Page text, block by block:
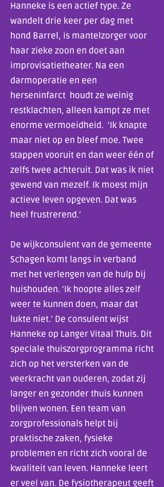
Hanneke is een actief type. Ze
wandelt drie keer per dag met
hond Barrel, is mantelzorger voor
haar zieke zoon en doet aan
improvisatietheater. Na een
darmoperatie en een
herseninfarct houdt ze weinig
restklachten, alleen kampt ze met
enorme vermoeidheid. ‘Ik knapte
maar niet op en bleef moe. Twee
stappen vooruit en dan weer één of
zelfs twee achteruit. Dat was ik niet
gewend van mezelf. Ik moest mijn
actieve leven opgeven. Dat was
heel frustrerend.’
De wijkconsulent van de gemeente
Schagen komt langs in verband
met het verlengen van de hulp bij
huishouden. ‘Ik hoopte alles zelf
weer te kunnen doen, maar dat
lukte niet.’ De consulent wijst
Hanneke op Langer Vitaal Thuis. Dit
speciale thuiszorgprogramma richt
zich op het versterken van de
veerkracht van ouderen, zodat zij
langer en gezonder thuis kunnen
blijven wonen. Een team van
zorgprofessionals helpt bij
praktische zaken, fysieke
problemen en richt zich vooral de
kwaliteit van leven. Hanneke leert
er veel van. De fysiotherapeut geeft